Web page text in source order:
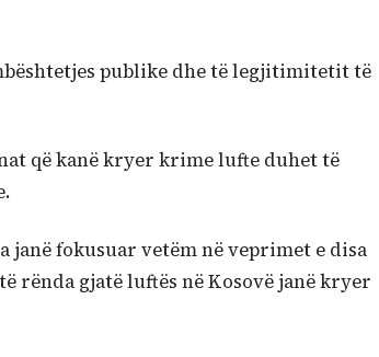
publike dhe të legjitimitetit të
që kanë kryer krime lufte duhet të
fokusuar vetëm në veprimet e disa
rënda gjatë luftës në Kosovë janë kryer